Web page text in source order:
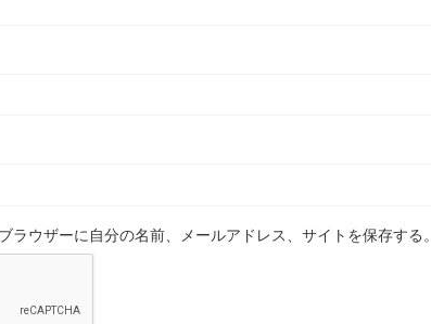
ラウザーに自分の名前、メールアドレス、サイトを保存する。